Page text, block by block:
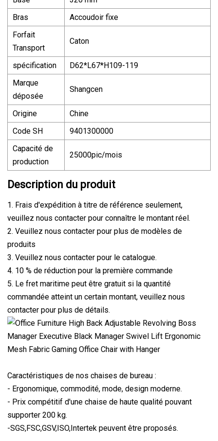
Bras
Accoudoir fixe
Forfait
Transport
Caton
spécification
D62*L67*H109-119
Marque
déposée
Shangcen
Origine
Chine
Code SH
9401300000
Capacité de
production
25000pic/mois
Description du produit
1. Frais d'expédition à titre de référence seulement,
veuillez nous contacter pour connaître le montant réel.
2. Veuillez nous contacter pour plus de modèles de
produits
3. Veuillez nous contacter pour le catalogue.
4. 10 % de réduction pour la première commande
5. Le fret maritime peut être gratuit si la quantité
commandée atteint un certain montant, veuillez nous
contacter pour plus de détails.
Caractéristiques de nos chaises de bureau :
- Ergonomique, commodité, mode, design moderne.
- Prix compétitif d'une chaise de haute qualité pouvant
supporter 200 kg.
-SGS,FSC,GSV,ISO,Intertek peuvent être proposés.